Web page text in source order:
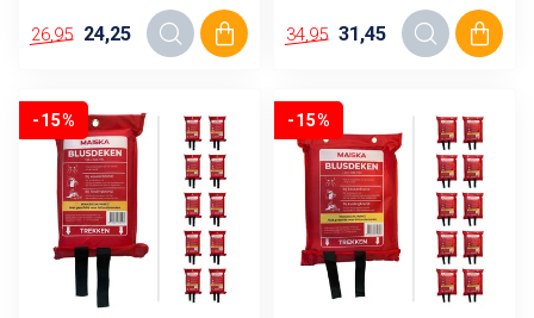
26,95 24,25 34,95 31,45
-15% -15%